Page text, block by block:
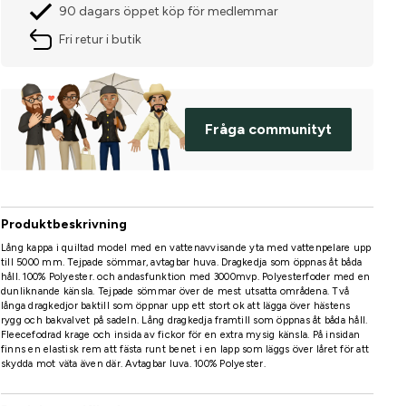
90 dagars öppet köp för medlemmar
Fri retur i butik
Fråga communityt
Produktbeskrivning
Lång kappa i quiltad model med en vattenavvisande yta med vattenpelare upp
till 5000 mm. Tejpade sömmar, avtagbar huva. Dragkedja som öppnas åt båda
håll. 100% Polyester. och andasfunktion med 3000mvp. Polyesterfoder med en
dunliknande känsla. Tejpade sömmar över de mest utsatta områdena. Två
långa dragkedjor baktill som öppnar upp ett stort ok att lägga över hästens
rygg och bakvalvet på sadeln. Lång dragkedja framtill som öppnas åt båda håll.
Fleecefodrad krage och insida av fickor för en extra mysig känsla. På insidan
finns en elastisk rem att fästa runt benet i en lapp som läggs över låret för att
skydda mot väta även där. Avtagbar luva. 100% Polyester.